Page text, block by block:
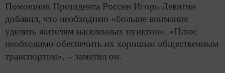
Помощник Президента России Игорь Левитин
добавил, что необходимо «больше внимания
уделить жителям населенных пунктов». «Плюс
необходимо обеспечить их хорошим общественным
транспортом», – заметил он.